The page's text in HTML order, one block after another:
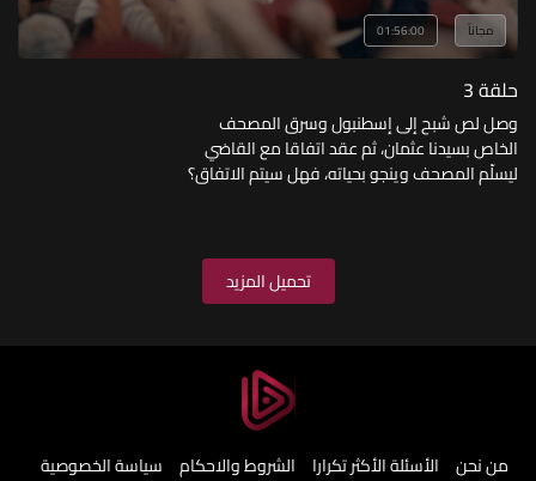
مجاناً 01:56:00
حلقة 3
وصل لص شبح إلى إسطنبول وسرق المصحف
الخاص بسيدنا عثمان، ثم عقد اتفاقا مع القاضي
ليسلّم المصحف وينجو بحياته، فهل سيتم الاتفاق؟
تحميل المزيد
من نحن الأسئلة الأكثر تكرارا الشروط والاحكام سياسة الخصوصية